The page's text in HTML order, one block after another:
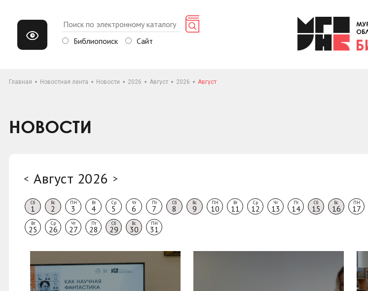
Библиопоиск Сайт
Главная Новостная лента Новости 2026 Август 2026 Август
НОВОСТИ
< Август 2026 >
Сб
1
Вс
2
ПН
3
Вт
4
Ср
5
Чт
6
Пт
7
Сб
8
Вс
9
ПН
10
Вт
11
Ср
12
Чт
13
Пт
14
Сб
15
Вс
16
ПН
17
Вт
25
Ср
26
Чт
27
Пт
28
Сб
29
Вс
30
ПН
31